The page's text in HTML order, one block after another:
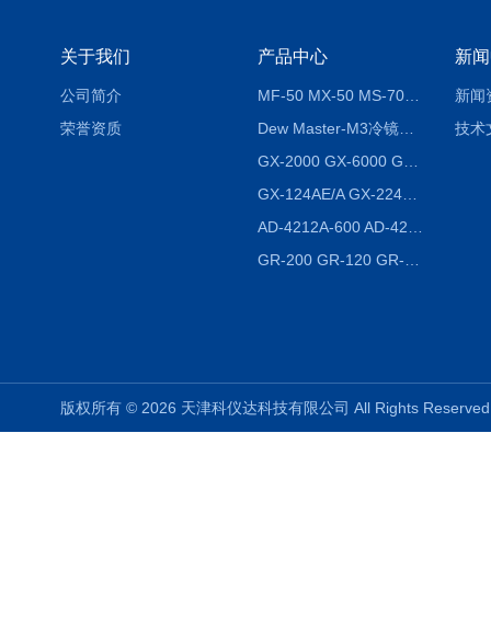
关于我们
公司简介
荣誉资质
产品中心
MF-50 MX-50 MS-70卤素水分测定仪 红外线水分仪
Dew Master-M3冷镜式露点仪
GX-124AE/A GX-224AE/A分析天平
新
新闻
技术
版权所有 © 2026 天津科仪达科技有限公司 All Rights